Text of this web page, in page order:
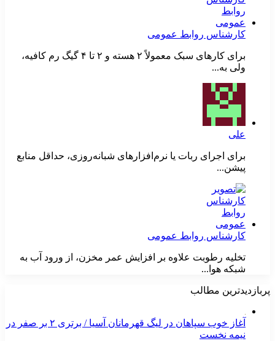
کارشناس روابط عمومی
برای کارهای سبک معمولاً ۲ هسته و ۲ تا ۴ گیگ رم کافیه،
ولی به...
علی
برای اجرای ربات یا نرم‌افزارهای شبانه‌روزی، حداقل منابع
پیشن...
کارشناس روابط عمومی
تخلیه رطوبت علاوه بر افزایش عمر مخزن، از ورود آب به
شبکه هوا...
پربازدیدترین مطالب
آغاز خوب سپاهان در لیگ قهرمانان آسیا / برتری ۲ بر صفر در
نیمه نخست